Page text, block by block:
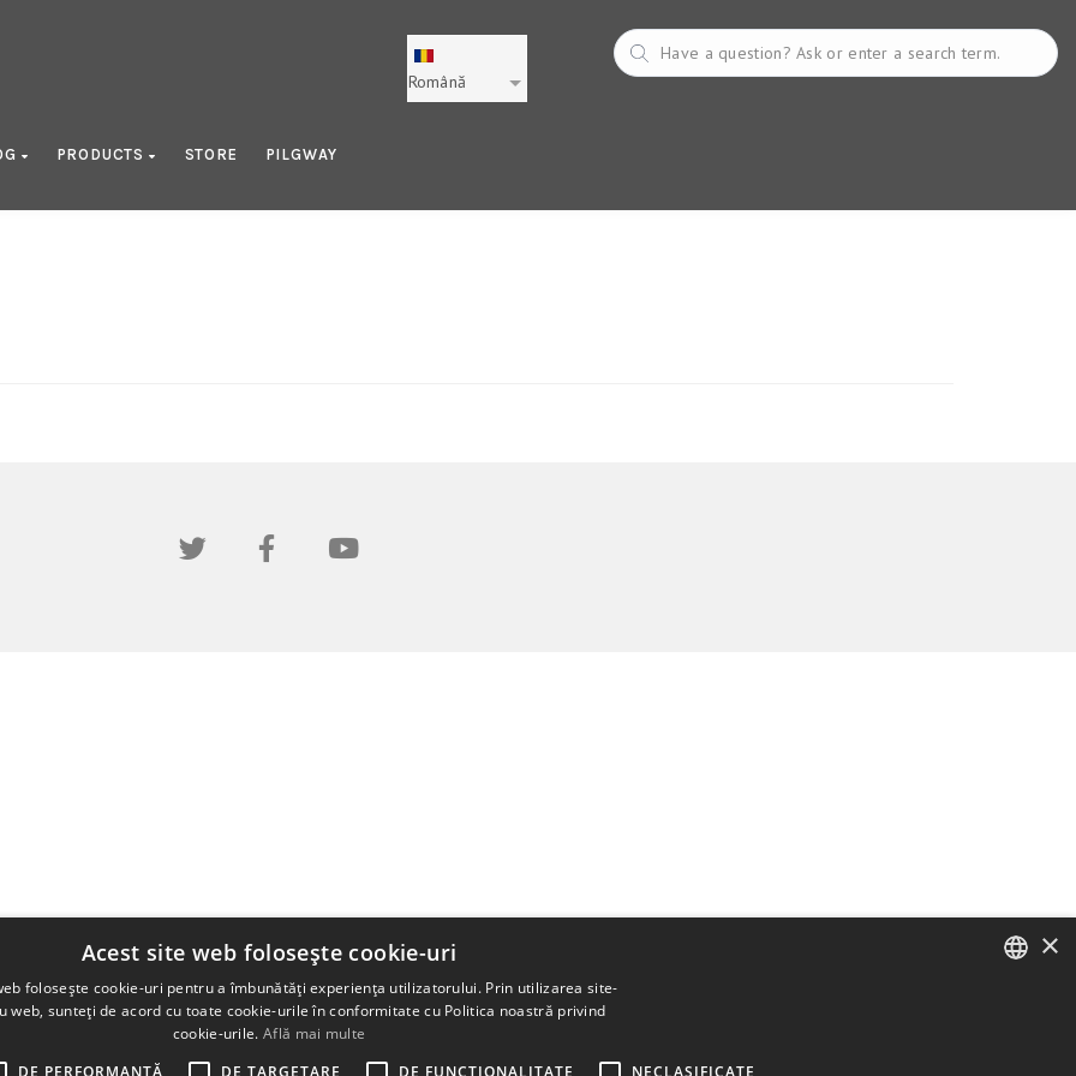
Română
PRODUCTS STORE PILGWAY
×
Acest site web folosește cookie-uri
folosește cookie-uri pentru a îmbunătăți experiența utilizatorului. Prin utilizarea site-
web, sunteți de acord cu toate cookie-urile în conformitate cu Politica noastră privind
cookie-urile. Află mai multe
DE PERFORMANȚĂ DE TARGETARE DE FUNCŢIONALITATE NECLASIFICATE